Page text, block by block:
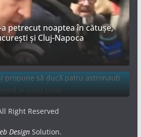
petrecut noaptea în cătușe,
și Cluj-Napoca
propune să ducă patru
spațial record în jurul
Right Reserved
DesignSolution.